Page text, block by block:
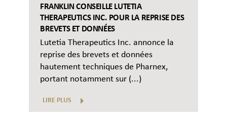
FRANKLIN CONSEILLE LUTETIA
THERAPEUTICS INC. POUR LA REPRISE DES
BREVETS ET DONNÉES
Lutetia Therapeutics Inc. annonce la
reprise des brevets et données
hautement techniques de Pharnex,
portant notamment sur (...)
LIRE PLUS